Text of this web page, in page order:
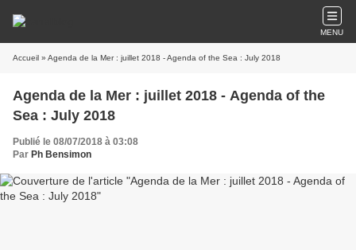
MENU
Accueil » Agenda de la Mer : juillet 2018 - Agenda of the Sea : July 2018
Agenda de la Mer : juillet 2018 - Agenda of the
Sea : July 2018
Publié le 08/07/2018 à 03:08
Par Ph Bensimon